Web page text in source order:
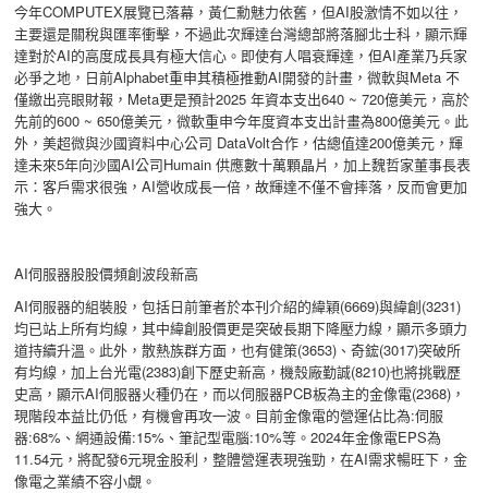
今年COMPUTEX展覽已落幕，黃仁勳魅力依舊，但AI股激情不如以往，
主要還是關稅與匯率衝擊，不過此次輝達台灣總部將落腳北士科，顯示輝
達對於AI的高度成長具有極大信心。即使有人唱衰輝達，但AI產業乃兵家
必爭之地，日前Alphabet重申其積極推動AI開發的計畫，微軟與Meta 不
僅繳出亮眼財報，Meta更是預計2025 年資本支出640 ~ 720億美元，高於
先前的600 ~ 650億美元，微軟重申今年度資本支出計畫為800億美元。此
外，美超微與沙國資料中心公司 DataVolt合作，估總值達200億美元，輝
達未來5年向沙國AI公司Humain 供應數十萬顆晶片，加上魏哲家董事長表
示：客戶需求很強，AI營收成長一倍，故輝達不僅不會摔落，反而會更加
強大。
AI伺服器股股價頻創波段新高
AI伺服器的組裝股，包括日前筆者於本刊介紹的緯穎(6669)與緯創(3231)
均已站上所有均線，其中緯創股價更是突破長期下降壓力線，顯示多頭力
道持續升溫。此外，散熱族群方面，也有健策(3653)、奇鋐(3017)突破所
有均線，加上台光電(2383)創下歷史新高，機殼廠勤誠(8210)也將挑戰歷
史高，顯示AI伺服器火種仍在，而以伺服器PCB板為主的金像電(2368)，
現階段本益比仍低，有機會再攻一波。目前金像電的營運佔比為:伺服
器:68%、網通設備:15%、筆記型電腦:10%等。2024年金像電EPS為
11.54元，將配發6元現金股利，整體營運表現強勁，在AI需求暢旺下，金
像電之業績不容小覷。